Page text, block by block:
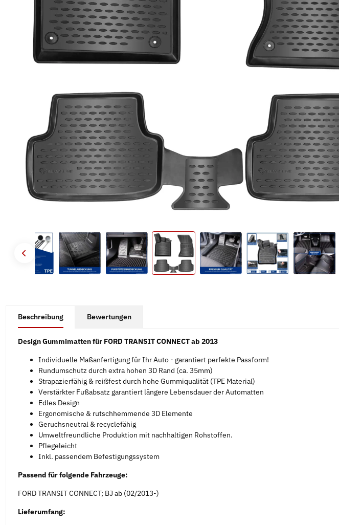
Beschreibung Bewertungen
Design Gummimatten für FORD TRANSIT CONNECT ab 2013
Individuelle Maßanfertigung für Ihr Auto - garantiert perfekte Passform!
Rundumschutz durch extra hohen 3D Rand (ca. 35mm)
Strapazierfähig & reißfest durch hohe Gummiqualität (TPE Material)
Verstärkter Fußabsatz garantiert längere Lebensdauer der Automatten
Edles Design
Ergonomische & rutschhemmende 3D Elemente
Geruchsneutral & recyclefähig
Umweltfreundliche Produktion mit nachhaltigen Rohstoffen.
Pflegeleicht
Inkl. passendem Befestigungssystem
Passend für folgende Fahrzeuge:
FORD TRANSIT CONNECT; BJ ab (02/2013-)
Lieferumfang: